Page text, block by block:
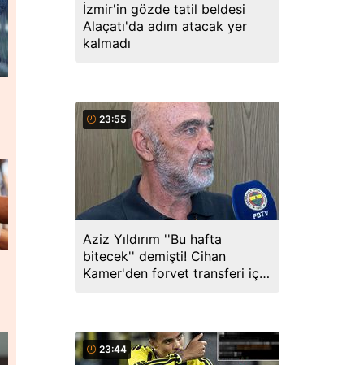
İzmir'in gözde tatil beldesi
Alaçatı'da adım atacak yer
kalmadı
23:55
Aziz Yıldırım ''Bu hafta
bitecek'' demişti! Cihan
Kamer'den forvet transferi için
23:44